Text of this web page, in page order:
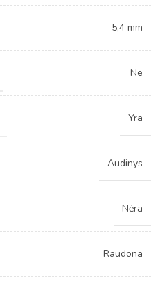
5,4 mm
Ne
Yra
Audinys
Nėra
Raudona